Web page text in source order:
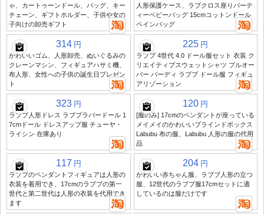
ゃ、カートゥーンドール、バッグ、キー
チェーン、ギフトホルダー、子供や女の
子向けの卸売ギフト
人形保護ケース、ラブクロス座りパーテ
ィーベビーバッグ 15cmコットンドール
ペインバッグ
314 円
かわいいゴム、人形卸売、ぬいぐるみの
クレーンマシン、フィギュアハサミ機、
布人形、女性への子供の誕生日プレゼン
ト
225 円
ラブブ 4世代 4.0 ドール服セット 衣装 ク
リエイティブスウェットシャツ プルオー
バー パーディ ラブブ ドール服 フィギュ
アリゾーション
323 円
ラブブ人形ドレス ラブブラバードール 1
7cmドール ドレスアップ服 チューヤ・
ライシン 在庫あり
120 円
[服のみ] 17cmのペンダントが座っている
メイメイのかわいいブラインドボックス
Labubu 布の服、Labubu 人形の服の代用
品
117 円
ラブブのペンダントフィギュアは人形の
衣装を着用でき、17cmのラブブの第一
世代と第二世代は人形の衣装を代用でき
ます
204 円
かわいい赤ちゃん服、ラブブ人形の立つ
服、12世代のラブブ服17cmセットに適
しているのは服だけです